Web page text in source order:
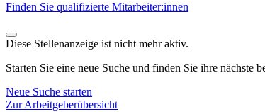
Finden Sie qualifizierte Mitarbeiter:innen
Diese Stellenanzeige ist nicht mehr aktiv.
Starten Sie eine neue Suche und finden Sie ihre nächste
Neue Suche starten
Zur Arbeitgeberübersicht